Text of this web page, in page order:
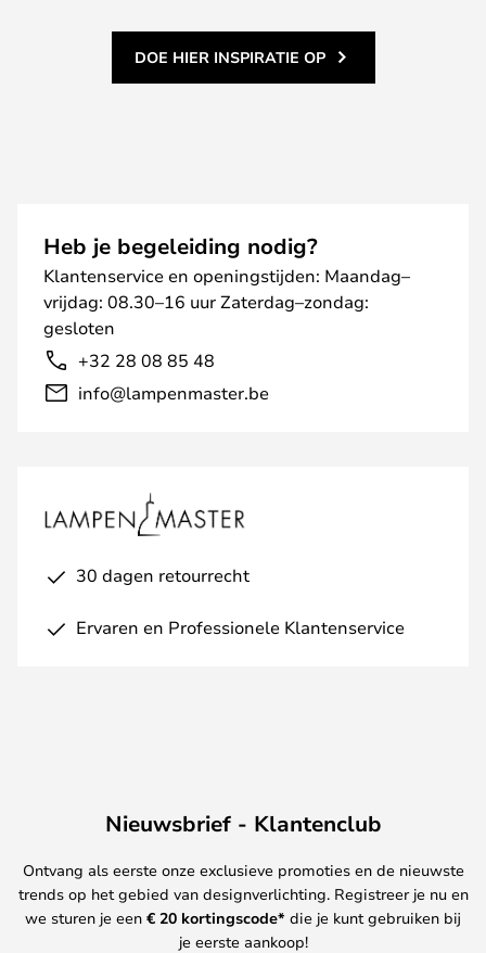
DOE HIER INSPIRATIE OP
Heb je begeleiding nodig?
Klantenservice en openingstijden: Maandag–
vrijdag: 08.30–16 uur Zaterdag–zondag:
gesloten
+32 28 08 85 48
info@lampenmaster.be
30 dagen retourrecht
Ervaren en Professionele Klantenservice
Nieuwsbrief - Klantenclub
Ontvang als eerste onze exclusieve promoties en de nieuwste
trends op het gebied van designverlichting. Registreer je nu en
we sturen je een € 20 kortingscode* die je kunt gebruiken bij
je eerste aankoop!